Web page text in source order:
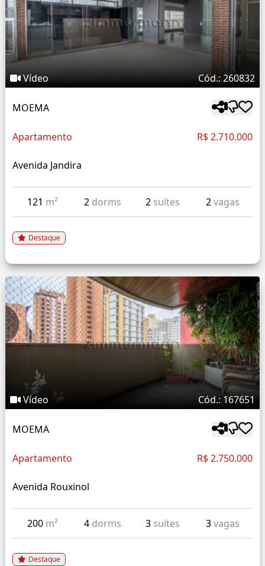
Vídeo Cód.: 260832
MOEMA
Apartamento R$ 2.710.000
Avenida Jandira
121 m² 2 dorms 2 suítes 2vagas
Destaque
Vídeo Cód.: 167651
MOEMA
Apartamento R$ 2.750.000
Avenida Rouxinol
200 m² 4 dorms 3 suítes 3vagas
Destaque